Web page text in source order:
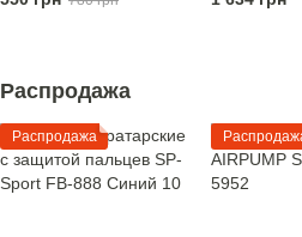
Распродажа
Распродажа